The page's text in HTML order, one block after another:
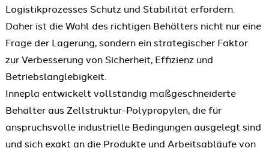
Logistikprozesses Schutz und Stabilität erfordern.
Daher ist die Wahl des richtigen Behälters nicht nur eine
Frage der Lagerung, sondern ein strategischer Faktor
zur Verbesserung von Sicherheit, Effizienz und
Betriebslanglebigkeit.
Innepla entwickelt vollständig maßgeschneiderte
Behälter aus Zellstruktur-Polypropylen, die für
anspruchsvolle industrielle Bedingungen ausgelegt sind
und sich exakt an die Produkte und Arbeitsabläufe von